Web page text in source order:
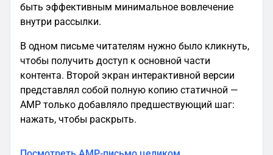
быть эффективным минимальное вовлечение
внутри рассылки.
В одном письме читателям нужно было кликнуть,
чтобы получить доступ к основной части
контента. Второй экран интерактивной версии
представлял собой полную копию статичной —
AMP только добавляло предшествующий шаг:
нажать, чтобы раскрыть.